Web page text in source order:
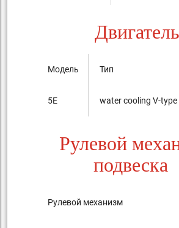
Двигатель
Модель
5E
Тип
water cooling V-type
Рулевой
подвеска
Рулевой механизм